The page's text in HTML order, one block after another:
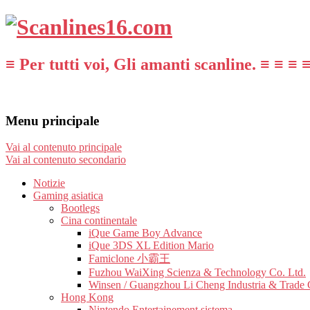
≡ Per tutti voi, Gli amanti scanline. ≡ ≡ ≡ ≡
Menu principale
Vai al contenuto principale
Vai al contenuto secondario
Notizie
Gaming asiatica
Bootlegs
Cina continentale
iQue Game Boy Advance
iQue 3DS XL Edition Mario
Famiclone 小霸王
Fuzhou WaiXing Scienza & Technology Co. Ltd.
Winsen / Guangzhou Li Cheng Industria & Trade
Hong Kong